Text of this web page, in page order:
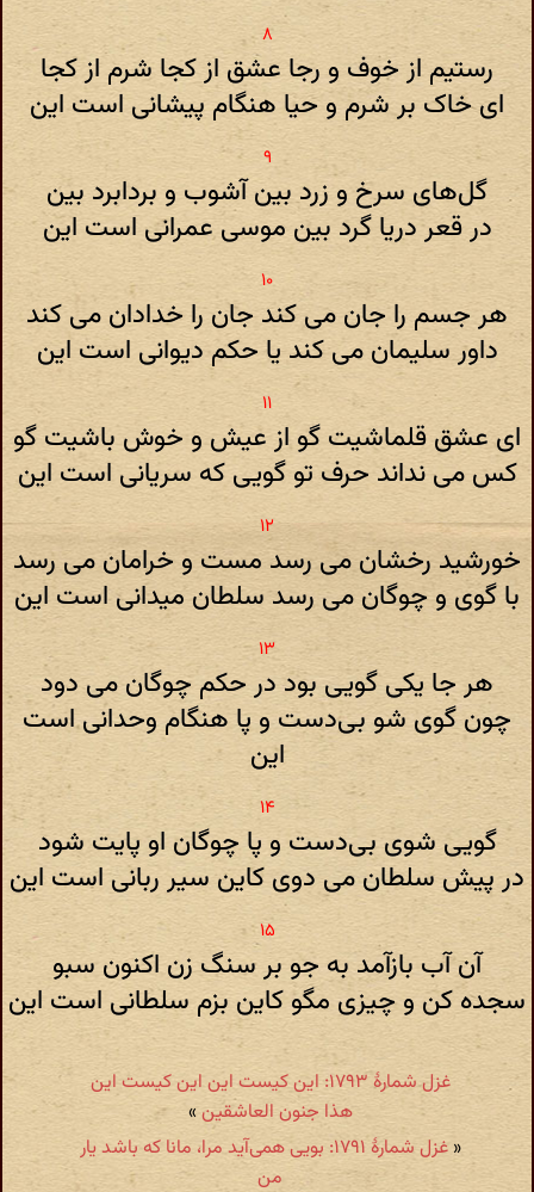
رستیم از خوف و رجا عشق از کجا شرم از کجا
ای خاک بر شرم و حیا هنگام پیشانی است این
گل‌های سرخ و زرد بین آشوب و بردابرد بین
در قعر دریا گرد بین موسی عمرانی است این
هر جسم را جان می کند جان را خدادان می کند
داور سلیمان می کند یا حکم دیوانی است این
ای عشق قلماشیت گو از عیش و خوش باشیت گو
کس می نداند حرف تو گویی که سریانی است این
خورشید رخشان می رسد مست و خرامان می رسد
با گوی و چوگان می رسد سلطان میدانی است این
هر جا یکی گویی بود در حکم چوگان می دود
چون گوی شو بی‌دست و پا هنگام وحدانی است
این
گویی شوی بی‌دست و پا چوگان او پایت شود
در پیش سلطان می دوی کاین سیر ربانی است این
آن آب بازآمد به جو بر سنگ زن اکنون سبو
سجده کن و چیزی مگو کاین بزم سلطانی است این
غزل شمارهٔ ۱۷۹۳: این کیست این این کیست این
هذا جنون العاشقین»
«
غزل شمارهٔ ۱۷۹۱: بویی همی‌آید مرا، مانا که باشد یار
من